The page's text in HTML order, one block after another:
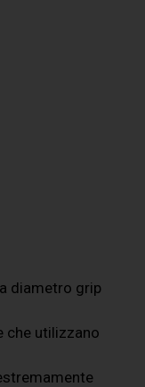
diametro grip
che utilizzano